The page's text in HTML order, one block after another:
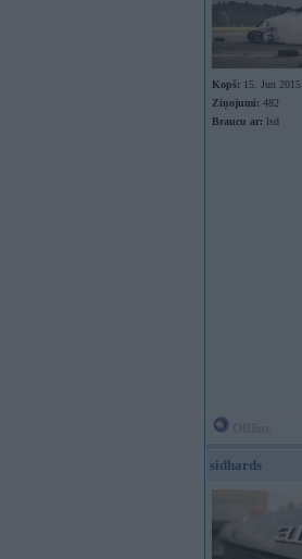
Kopš: 15. Jun 2015
Ziņojumi: 482
Braucu ar: lsd
sidhards